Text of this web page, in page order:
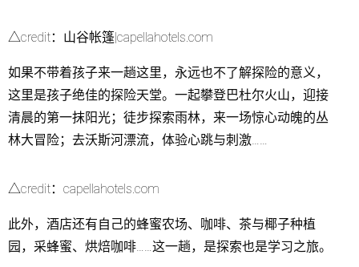
△credit：山谷帐篷|capellahotels.com
如果不带着孩子来一趟这里，永远也不了解探险的意义，
这里是孩子绝佳的探险天堂。一起攀登巴杜尔火山，迎接
清晨的第一抹阳光；徒步探索雨林，来一场惊心动魄的丛
林大冒险；去沃斯河漂流，体验心跳与刺激……
△credit：capellahotels.com
此外，酒店还有自己的蜂蜜农场、咖啡、茶与椰子种植
园，采蜂蜜、烘焙咖啡……这一趟，是探索也是学习之旅。